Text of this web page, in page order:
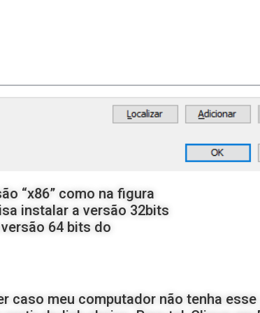
“x86” como na figura
instalar a versão 32bits
64 bits do
caso meu computador não tenha esse